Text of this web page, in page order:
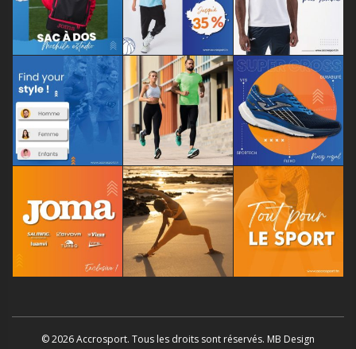
© 2026 Accrosport. Tous les droits sont réservés. MB Design